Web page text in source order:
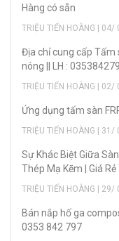
Hàng có sẵn
TRIỆU TIẾN HOÀNG |
Địa chỉ cung cấp
nóng || LH :
TRIỆU TIẾN HOÀNG |
Ứng dụng tấm sàn
TRIỆU TIẾN HOÀNG |
Sự Khác Biệt Giữa
Thép Mạ Kẽm | Giá
TRIỆU TIẾN HOÀNG |
Bán nắp hố ga
0353 842 797